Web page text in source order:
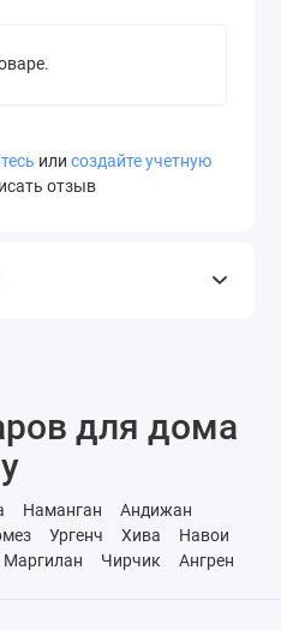
или создайте учетную
отзыв
для дома
Наманган
Андижан
Ургенч Хива
Навои
Маргилан Чирчик
Ангрен